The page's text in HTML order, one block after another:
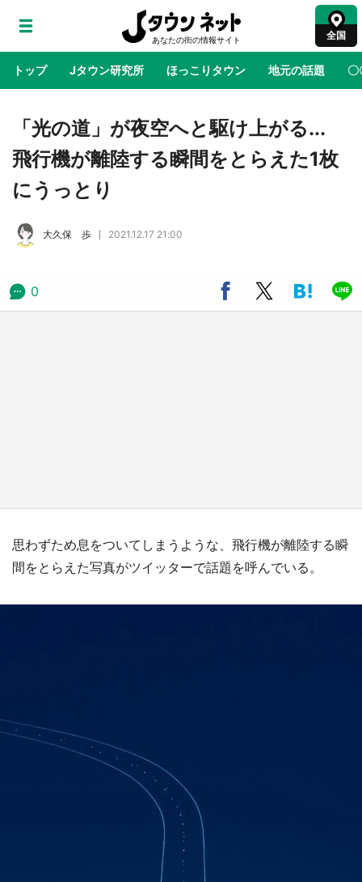
全国
トップ Jタウン研究所 ほっこりタウン 地元の話題 〇
地域×二次元 絶景 あの時はありがとう 物語がはじ
ラプラス・ダークネスが栃木県を征服！？ 県
公式プロモ動画で「聖地」が生産されてます
の「猫猫像」も【8／1～10／26】
「光の道」が夜空へと駆け上がる...
飛行機が離陸する瞬間をとらえた1枚
にうっとり
大久保 歩 2021.12.17 21:00
0
思わずため息をついてしまうような、飛行機が離陸する瞬
間をとらえた写真がツイッターで話題を呼んでいる。